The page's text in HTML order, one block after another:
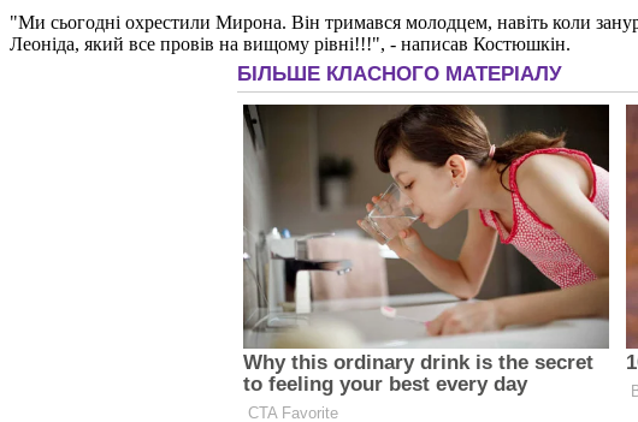
"Ми сьогодні охрестили Мирона. Він тримався молодцем, навіть коли
Леоніда, який все провів на вищому рівні!!!", - написав Костюшкін.